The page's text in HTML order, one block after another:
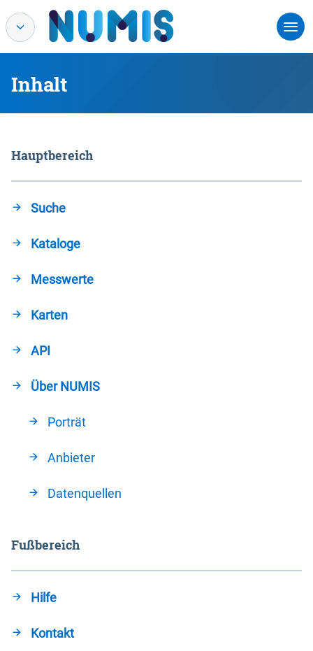
Inhalt
Hauptbereich
Suche
Kataloge
Messwerte
Karten
API
Über NUMIS
Porträt
Anbieter
Datenquellen
Fußbereich
Hilfe
Kontakt